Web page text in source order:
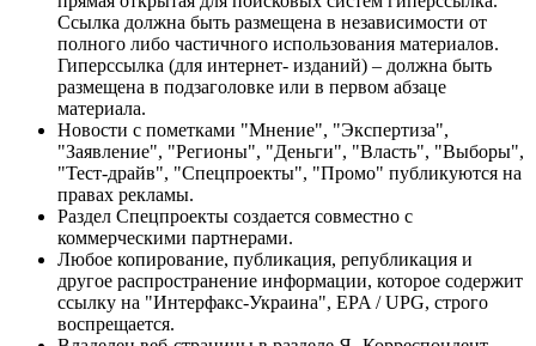
Ссылка должна быть размещена в независимости от
полного либо частичного использования материалов.
Гиперссылка (для интернет- изданий) – должна быть
размещена в подзаголовке или в первом абзаце
материала.
Новости с пометками "Мнение", "Экспертиза",
"Заявление", "Регионы", "Деньги", "Власть", "Выборы",
"Тест-драйв", "Спецпроекты", "Промо" публикуются на
правах рекламы.
Раздел Спецпроекты создается совместно с
коммерческими партнерами.
Любое копирование, публикация, републикация и
другое распространение информации, которое содержит
ссылку на "Интерфакс-Украина", EPA / UPG, строго
воспрещается.